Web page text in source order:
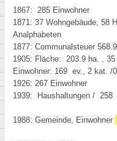
1867: 285 Einwohner
1871: 37 Wohngebäude, 58
Analphabeten
1877: Communalsteuer
1905: Fläche: 203.9 ha. , 35
Einwohner: 169 ev., 2 kat. /
1926: 267 Einwohner
1939: Haushaltungen /
1988: Gemeinde, Einwohner